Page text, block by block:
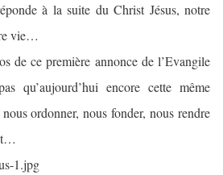
à la suite du Christ Jésus, notre
vie…
de ce première annonce de l’Evangile
qu’aujourd’hui encore cette même
ordonner, nous fonder, nous rendre